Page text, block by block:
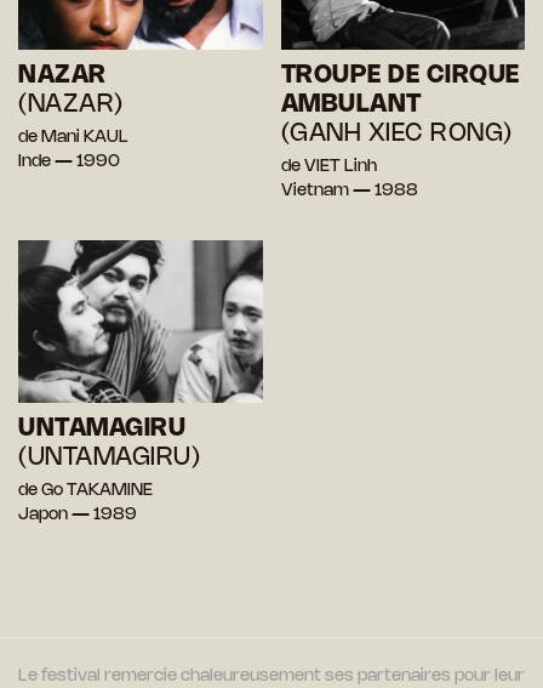
NAZAR
(NAZAR)
de Mani KAUL
Inde — 1990
TROUPE DE CIRQUE
AMBULANT
(GANH XIEC RONG)
de VIET Linh
Vietnam — 1988
UNTAMAGIRU
(UNTAMAGIRU)
de Go TAKAMINE
Japon — 1989
Le festival remercie chaleureusement ses partenaires pour leur